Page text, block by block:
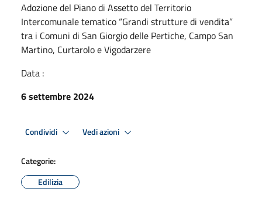
Adozione del Piano di Assetto del Territorio
Intercomunale tematico “Grandi strutture di vendita”
tra i Comuni di San Giorgio delle Pertiche, Campo San
Martino, Curtarolo e Vigodarzere
Data :
6 settembre 2024
Condividi Vedi azioni
Categorie:
Edilizia